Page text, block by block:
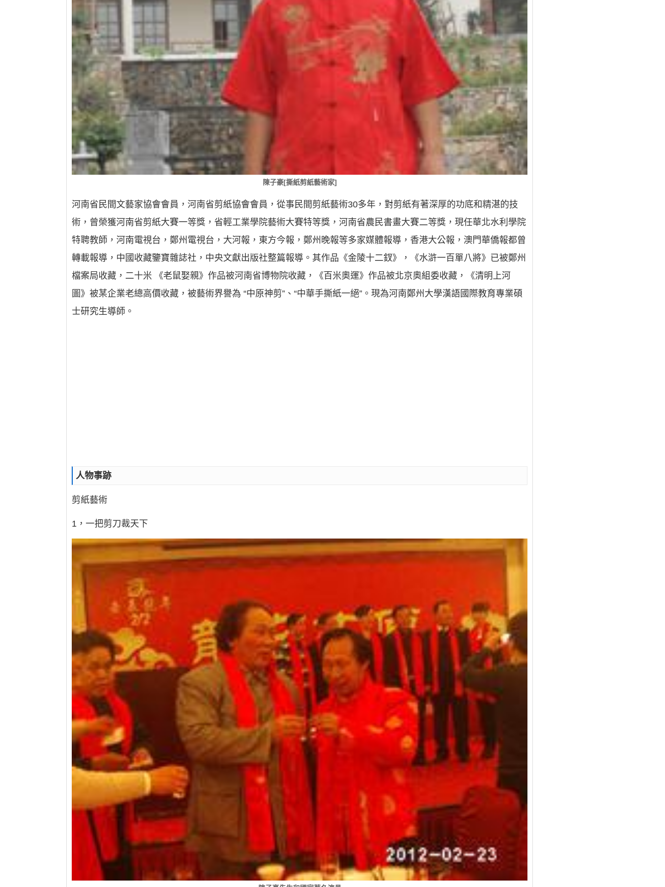
陳子豪[撕紙剪紙藝術家]
河南省民間文藝家協會會員，河南省剪紙協會會員，從事民間剪紙藝術30多年，對剪紙有著深厚的功底和精湛的技
術，曾榮獲河南省剪紙大賽一等獎，省輕工業學院藝術大賽特等獎，河南省農民書畫大賽二等獎，現任華北水利學院
特聘教師，河南電視台，鄭州電視台，大河報，東方今報，鄭州晚報等多家媒體報導，香港大公報，澳門華僑報都曾
轉載報導，中國收藏鑒寶雜誌社，中央文獻出版社整篇報導。其作品《金陵十二釵》，《水滸一百單八將》已被鄭州
檔案局收藏，二十米 《老鼠娶親》作品被河南省博物院收藏，《百米奧運》作品被北京奧組委收藏，《清明上河
圖》被某企業老總高價收藏，被藝術界譽為 “中原神剪”、“中華手撕紙一絕”。現為河南鄭州大學漢語國際教育專業碩
士研究生導師。
人物事跡
剪紙藝術
1，一把剪刀裁天下